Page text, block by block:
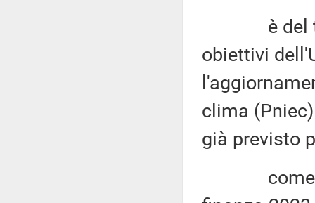
è del
obiettivi
clima
già previsto
come